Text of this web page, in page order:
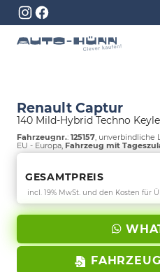
Renault Captur
140 Mild-Hybrid Techno
Fahrzeugnr.: 125157, unverbindliche
EU - Europa, Fahrzeug mit
GESAMTPREIS
incl. 19% MwSt. und den Kosten für